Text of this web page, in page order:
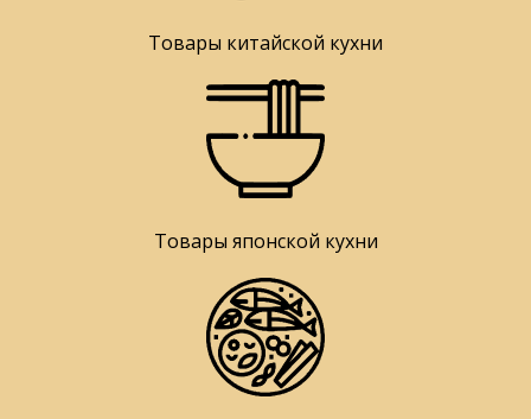
Товары китайской кухни
Товары японской кухни